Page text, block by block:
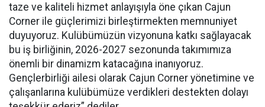
taze ve kaliteli hizmet anlayışıyla öne çıkan Cajun
Corner ile güçlerimizi birleştirmekten memnuniyet
duyuyoruz. Kulübümüzün vizyonuna katkı sağlayacak
bu iş birliğinin, 2026-2027 sezonunda takımımıza
önemli bir dinamizm katacağına inanıyoruz.
Gençlerbirliği ailesi olarak Cajun Corner yönetimine ve
çalışanlarına kulübümüze verdikleri destekten dolayı